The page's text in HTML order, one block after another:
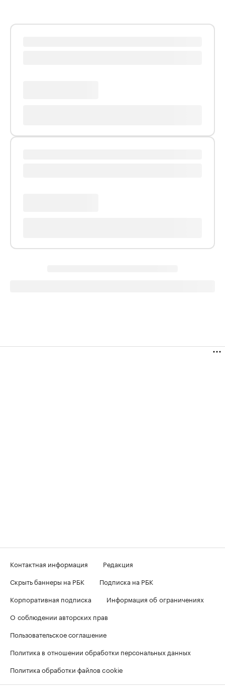
Контактная информация
Редакция
Скрыть баннеры на РБК
Подписка на РБК
Корпоративная подписка
Информация об ограничениях
О соблюдении авторских прав
Пользовательское соглашение
Политика в отношении обработки персональных данных
Политика обработки файлов cookie